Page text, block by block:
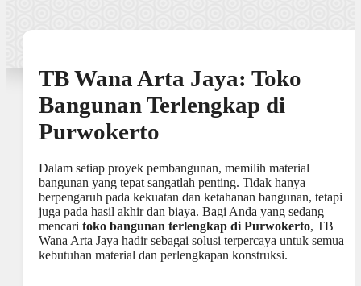
TB Wana Arta Jaya: Toko
Bangunan Terlengkap di
Purwokerto
Dalam setiap proyek pembangunan, memilih material
bangunan yang tepat sangatlah penting. Tidak hanya
berpengaruh pada kekuatan dan ketahanan bangunan, tetapi
juga pada hasil akhir dan biaya. Bagi Anda yang sedang
mencari toko bangunan terlengkap di Purwokerto, TB
Wana Arta Jaya hadir sebagai solusi terpercaya untuk semua
kebutuhan material dan perlengkapan konstruksi.